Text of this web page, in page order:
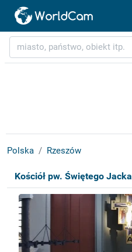
Polska Rzeszów
Kościół pw. Świętego Jacka